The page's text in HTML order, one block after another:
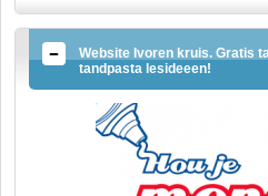
Website Ivoren kruis. Gratis
tandpasta lesideeen!